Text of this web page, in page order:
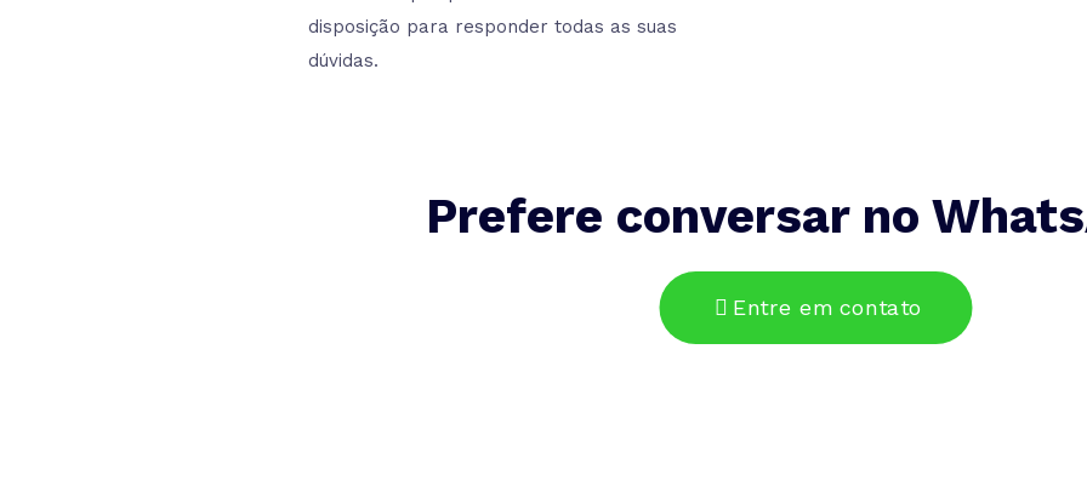
disposição para responder todas as suas
dúvidas.
Prefere conversar no
Entre em contato